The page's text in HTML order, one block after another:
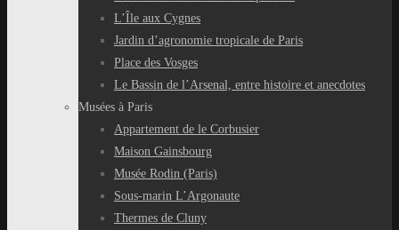
L’Île aux Cygnes
Jardin d’agronomie tropicale de Paris
Place des Vosges
Le Bassin de l’Arsenal, entre histoire et anecdotes
Musées à Paris
Appartement de le Corbusier
Maison Gainsbourg
Musée Rodin (Paris)
Sous-marin L’Argonaute
Thermes de Cluny